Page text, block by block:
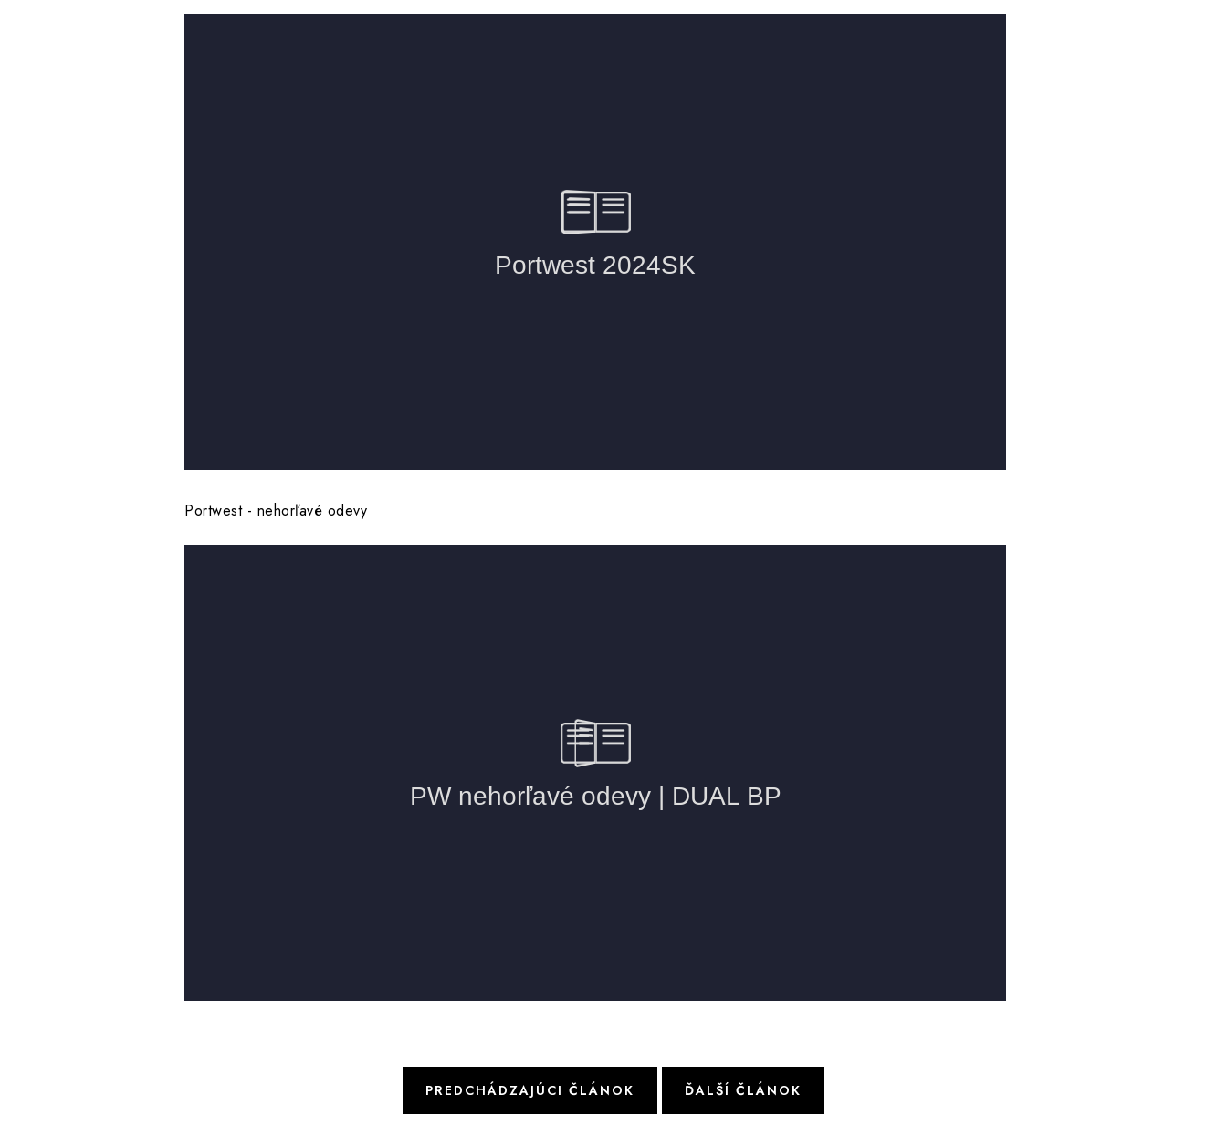
Portwest - nehorľavé odevy
PREDCHÁDZAJÚCI ČLÁNOK ĎALŠÍ ČLÁNOK